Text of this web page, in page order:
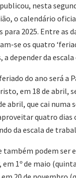
nesta
o calendário
2025. Entre as
se os quatro
a depender da
do ano será a
em 18 de abril,
abril, que cai numa
quatro dias
da escala de
também podem ser
em 1º de maio